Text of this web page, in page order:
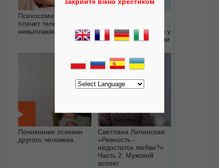
Психосоматика: как
плачет тело за
невыплаканные слезы
болит, и я отвечу, где у
вас проблемы в жизни
Понимание психики
другого человека
Светлана Липинская:
«Ревность -
недостаток любви?»
Часть 2: Мужской
аспект
закрийте вікно хрестиком